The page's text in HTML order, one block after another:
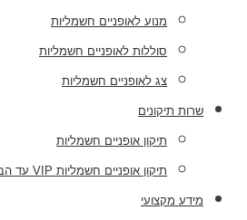
מנוע לאופניים חשמליות
סוללות לאופניים חשמליות
צג לאופניים חשמליות
שרות תיקונים
תיקון אופניים חשמליות
תיקון אופניים חשמליות VIP עד הבית 03-6918944
מידע מקצועי